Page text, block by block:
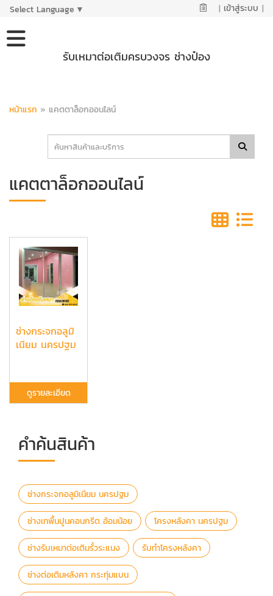
Select Language ▼ | เข้าสู่ระบบ |
รับเหมาต่อเติมครบวงจร ช่างป๋อง
หน้าแรก » แคตตาล็อกออนไลน์
แคตตาล็อกออนไลน์
ช่างกระจกอลูมิ
เนียม นครปฐม
ดูรายละเอียด
คำค้นสินค้า
ช่างกระจกอลูมิเนียม นครปฐม
ช่างเทพื้นปูนคอนกรีต อ้อมน้อย โครงหลังคา นครปฐม
ช่างรับเหมาต่อเติมรั้วระแนง รับทำโครงหลังคา
ช่างต่อเติมหลังคา กระทุ่มแบน